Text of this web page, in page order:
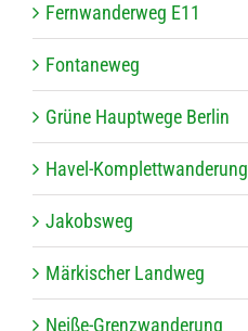
Fern­wan­der­weg E11
Fon­ta­ne­weg
Grüne Haupt­wege Berlin
Havel-Kom­plett­wan­de­rung
Jakobs­weg
Mär­ki­scher Landweg
Neiße-Grenz­wan­de­rung